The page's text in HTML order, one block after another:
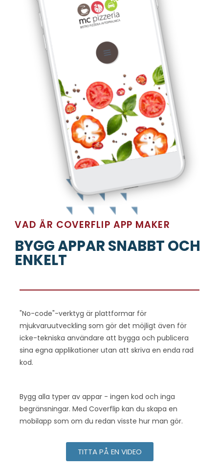
VAD ÄR COVERFLIP APP MAKER
BYGG APPAR SNABBT OCH
ENKELT
"No-code"-verktyg är plattformar för
mjukvaruutveckling som gör det möjligt även för
icke-tekniska användare att bygga och publicera
sina egna applikationer utan att skriva en enda rad
kod.
Bygg alla typer av appar - ingen kod och inga
begränsningar. Med Coverflip kan du skapa en
mobilapp som om du redan visste hur man gör.
TITTA PÅ EN VIDEO